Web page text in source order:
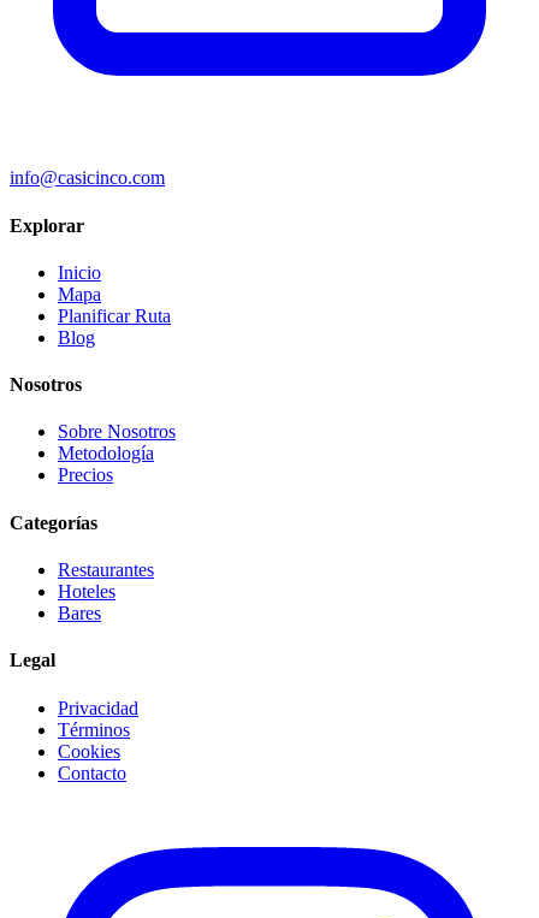
info@casicinco.com
Explorar
Inicio
Mapa
Planificar Ruta
Blog
Nosotros
Sobre Nosotros
Metodología
Precios
Categorías
Restaurantes
Hoteles
Bares
Legal
Privacidad
Términos
Cookies
Contacto